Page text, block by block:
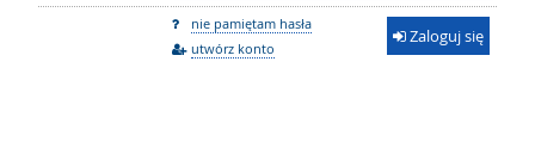
nie pamiętam hasła
utwórz konto
Zaloguj się